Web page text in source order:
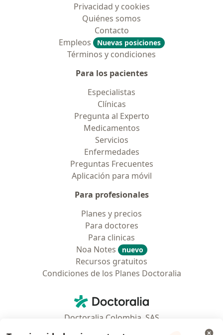
Privacidad y cookies
Quiénes somos
Contacto
Empleos
Nuevas posiciones
Términos y condiciones
Para los pacientes
Especialistas
Clínicas
Pregunta al Experto
Medicamentos
Servicios
Enfermedades
Preguntas Frecuentes
Aplicación para móvil
Para profesionales
Planes y precios
Para doctores
Para clinicas
Noa Notes
nuevo
Recursos gratuitos
Condiciones de los Planes Doctoralia
Doctoralia - Página de inicio
Doctoralia Colombia, SAS